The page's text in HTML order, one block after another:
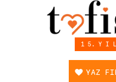
1 5. Y I L
YAZ